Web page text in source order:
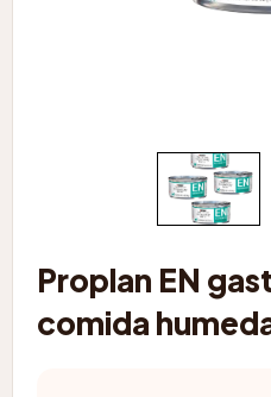
Proplan EN
comida